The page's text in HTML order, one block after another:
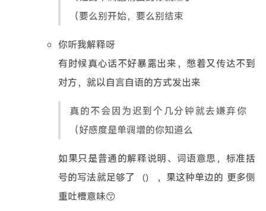
（要么别开始，要么别结束
你听我解释呀
有时候真心话不好暴露出来，憋着又传达不到
对方，就以自言自语的方式发出来
真的不会因为迟到个几分钟就去嫌弃你
（好感度是单调增的你知道么
如果只是普通的解释说明、词语意思，标准括
号的写法就足够了
（）
，果这种单边的 更多侧
重吐槽意味😙